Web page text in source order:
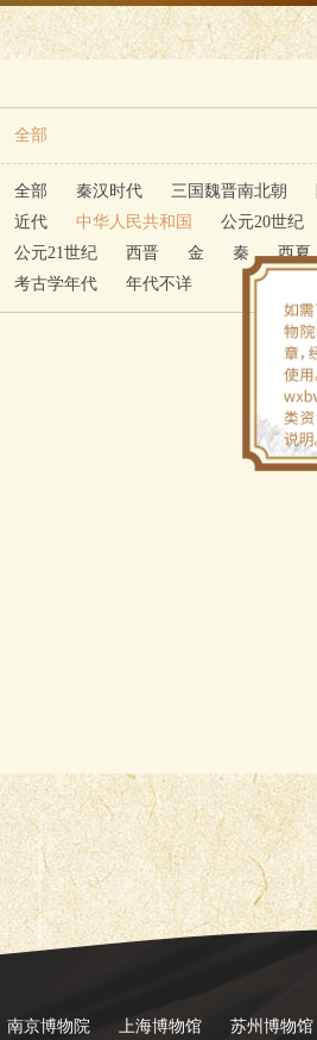
全部
全部 秦汉时代 三国魏晋南北朝
近代
中华人民共和国 公元20世纪
公元21世纪
西晋 金 秦 西夏
考古学年代
年代不详
南京博物院 上海博物馆 苏州博物馆